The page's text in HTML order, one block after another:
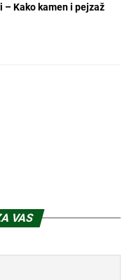
Kako kamen i pejzaž
VAS